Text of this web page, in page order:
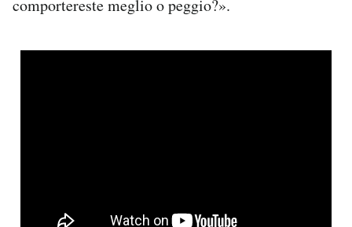
comportereste meglio o peggio?».